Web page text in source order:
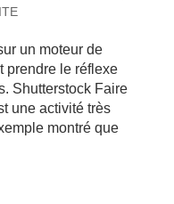
un moteur de
prendre le réflexe
Shutterstock Faire
une activité très
montré que